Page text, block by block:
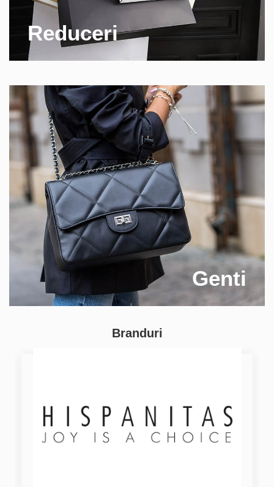
Reduceri
Genti
Branduri